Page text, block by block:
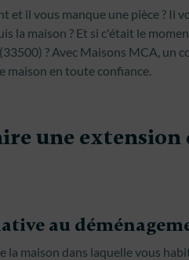
et il vous manque une pièce ? Il
la maison ? Et si c'était le
? Avec Maisons MCA, un
maison en toute confiance.
une extension
au
la maison dans laquelle vous